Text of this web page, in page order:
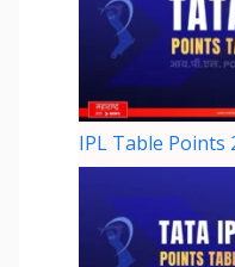
IPL Table Points